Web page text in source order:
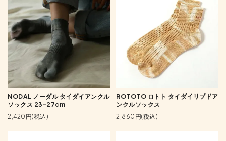
NODAL ノーダル タイダイアンクル
ソックス 23-27cm
2,420円(税込)
ROTOTO ロトト タイダイリブドア
ンクルソックス
2,860円(税込)